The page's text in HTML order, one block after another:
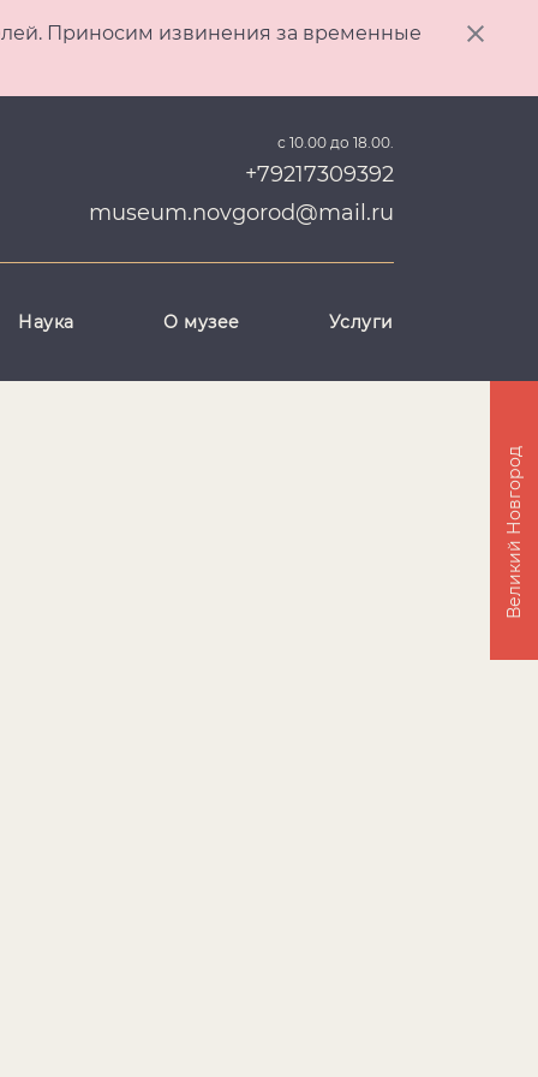
Приносим извинения за временные
с 10.00 до 18.00.
+79217309392
museum.novgorod@mail.ru
Наука О музее Услуги
Великий Новгород